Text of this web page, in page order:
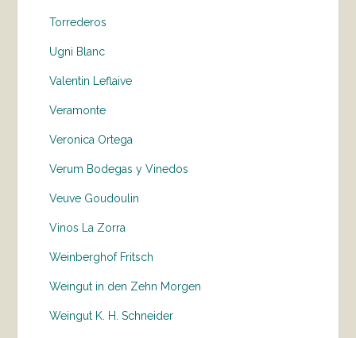
Torrederos
Ugni Blanc
Valentin Leflaive
Veramonte
Veronica Ortega
Verum Bodegas y Vinedos
Veuve Goudoulin
Vinos La Zorra
Weinberghof Fritsch
Weingut in den Zehn Morgen
Weingut K. H. Schneider